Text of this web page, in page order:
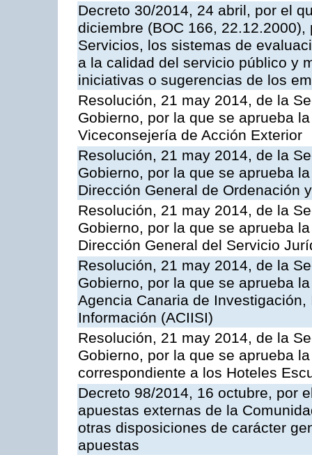
Decreto 30/2014, 24 abril, por el
diciembre (BOC 166,
Servicios, los sistemas de
a la calidad del servicio público y
iniciativas o sugerencias de los
Resolución, 21 may 2014, de la
Gobierno, por la que se aprueba
Viceconsejería de Acción Exterior
Resolución, 21 may 2014, de la
Gobierno, por la que se aprueba
Dirección General de Ordenación
Resolución, 21 may 2014, de la
Gobierno, por la que se aprueba
Dirección General del Servicio
Resolución, 21 may 2014, de la
Gobierno, por la que se aprueba
Agencia Canaria de
Información (ACIISI)
Resolución, 21 may 2014, de la
Gobierno, por la que se aprueba
correspondiente a los Hoteles
Decreto 98/2014, 16 octubre, por
apuestas externas de la
otras disposiciones de carácter
apuestas